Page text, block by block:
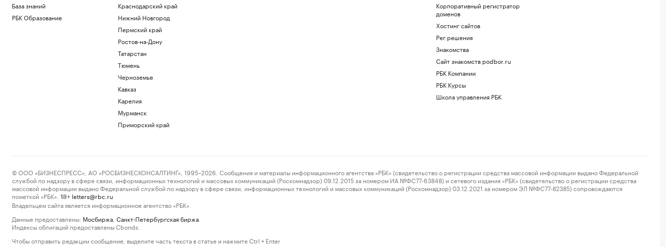
База знаний
РБК Образование
Краснодарский край
Нижний Новгород
Пермский край
Ростов-на-Дону
Татарстан
Тюмень
Черноземье
Кавказ
Карелия
Мурманск
Приморский край
Корпоративный регистратор
доменов
Хостинг сайтов
Рег.решения
Знакомства
Сайт знакомств podbor.ru
РБК Компании
РБК Курсы
Школа управления РБК
© ООО «БИЗНЕСПРЕСС», АО «РОСБИЗНЕСКОНСАЛТИНГ», 1995–2026. Сообщения и материалы информационного агентства «РБК» (свидетельство о регистрации средства массовой информации выдано Федеральной
службой по надзору в сфере связи, информационных технологий и массовых коммуникаций (Роскомнадзор) 09.12.2015 за номером ИА №ФС77-63848) и сетевого издания «РБК» (свидетельство о регистрации средства
массовой информации выдано Федеральной службой по надзору в сфере связи, информационных технологий и массовых коммуникаций (Роскомнадзор) 03.12.2021 за номером ЭЛ №ФС77-82385) сопровождаются
пометкой «РБК».
18+ letters@rbc.ru
Владельцем сайта является информационное агентство «РБК».
Данные предоставлены: Мосбиржа Санкт-Петербургская биржа
Индексы облигаций предоставлены Cbonds.
Чтобы отправить редакции сообщение, выделите часть текста в статье и нажмите Ctrl + Enter